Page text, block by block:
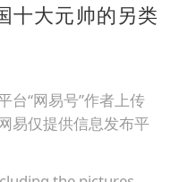
十大元帅的另类
台“网易号”作者上传
易仅提供信息发布平